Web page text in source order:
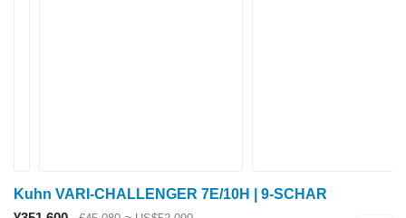
Kuhn VARI-CHALLENGER 7E/10H | 9-SCHAR